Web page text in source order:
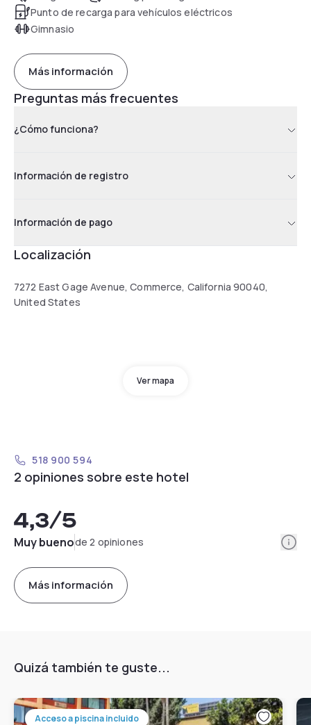
Punto de recarga para vehículos eléctricos
Gimnasio
Más información
Preguntas más frecuentes
¿Cómo funciona?
Información de registro
Información de pago
Localización
7272 East Gage Avenue, Commerce, California 90040,
United States
Ver mapa
518 900 594
2 opiniones sobre este hotel
4,3/5
Muy buenode 2 opiniones
Más información
Quizá también te guste...
Acceso a piscina incluido